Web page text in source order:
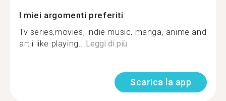
I miei argomenti preferiti
Tv series,movies, indie music, manga, anime and
art i like playing... Leggi di più
Scarica la app